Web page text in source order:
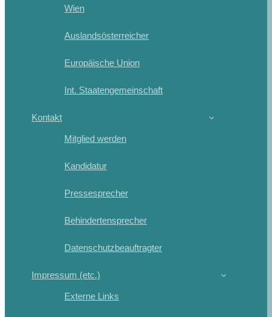
Wien
Auslandsösterreicher
Europäische Union
Int. Staatengemeinschaft
Kontakt
Mitglied werden
Kandidatur
Pressesprecher
Behindertensprecher
Datenschutzbeauftragter
Impressum (etc.)
Externe Links